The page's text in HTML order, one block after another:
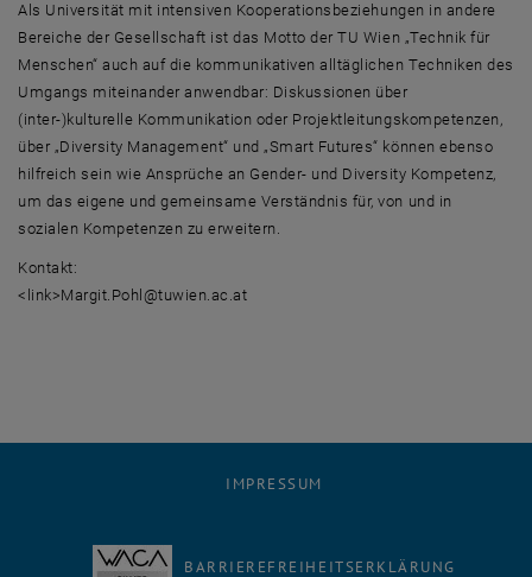
Als Universität mit intensiven Kooperationsbeziehungen in andere
Bereiche der Gesellschaft ist das Motto der TU Wien „Technik für
Menschen“ auch auf die kommunikativen alltäglichen Techniken des
Umgangs miteinander anwendbar: Diskussionen über
(inter-)kulturelle Kommunikation oder Projektleitungskompetenzen,
über „Diversity Management“ und „Smart Futures“ können ebenso
hilfreich sein wie Ansprüche an Gender- und Diversity Kompetenz,
um das eigene und gemeinsame Verständnis für, von und in
sozialen Kompetenzen zu erweitern.
Kontakt:
<link>Margit.Pohl@tuwien.ac.at
IMPRESSUM
BARRIEREFREIHEITSERKLÄRUNG